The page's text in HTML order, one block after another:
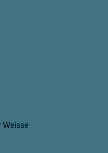
Weisse